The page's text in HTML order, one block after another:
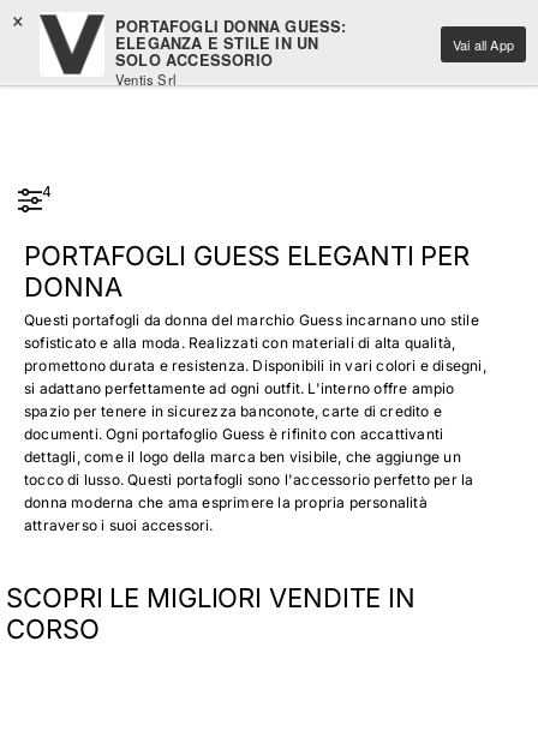
× PORTAFOGLI DONNA GUESS:
ELEGANZA E STILE IN UN
SOLO ACCESSORIO
Ventis Srl
Vai all App
4
PORTAFOGLI GUESS ELEGANTI PER
DONNA
Questi portafogli da donna del marchio Guess incarnano uno stile
sofisticato e alla moda. Realizzati con materiali di alta qualità,
promettono durata e resistenza. Disponibili in vari colori e disegni,
si adattano perfettamente ad ogni outfit. L'interno offre ampio
spazio per tenere in sicurezza banconote, carte di credito e
documenti. Ogni portafoglio Guess è rifinito con accattivanti
dettagli, come il logo della marca ben visibile, che aggiunge un
tocco di lusso. Questi portafogli sono l'accessorio perfetto per la
donna moderna che ama esprimere la propria personalità
attraverso i suoi accessori.
SCOPRI LE MIGLIORI VENDITE IN
CORSO